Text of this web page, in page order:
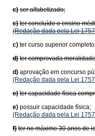
c) ser alfabetizado;
c) ter concluído o ensino
(Redação dada pela Lei
c) ter curso superior
d) ter comprovada
d) aprovação em concurso
(Redação dada pela Lei
e) ter capacidade física
e) possuir capacidade física;
(Redação dada pela Lei
f) ter no máximo 30 anos de